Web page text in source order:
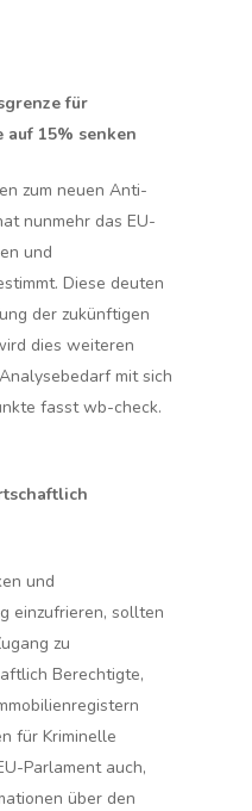
für
15% senken
zum neuen Anti-
nunmehr das EU-
und
Diese deuten
der zukünftigen
dies weiteren
mit sich
fasst wb-check.
und
einzufrieren, sollten
zu
Berechtigte,
für Kriminelle
Parlament auch,
über den